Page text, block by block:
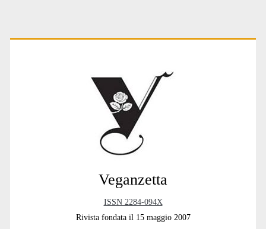
Primary
Veganzetta
ISSN 2284-094X
Rivista fondata il 15 maggio 2007